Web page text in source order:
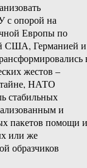
с опорой на
Европы по
США, Германией и
жестов –
НАТО
стабильных
и
пакетов помощи
или же
образчиков